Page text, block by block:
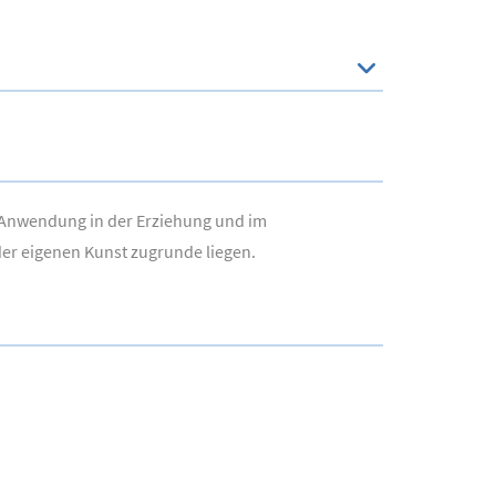
in der Erziehung und im
eigenen Kunst zugrunde liegen.